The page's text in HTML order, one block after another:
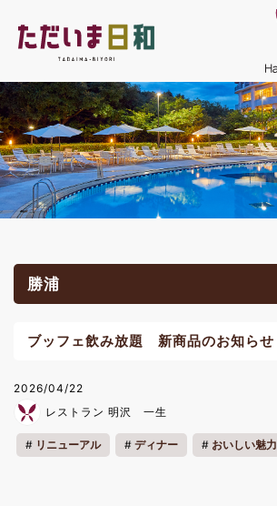
勝浦
ブッフェ飲み放題 新商品のお知らせ
2026/04/22
レストラン 明沢 一生
リニューアル ディナー おいしい魅力